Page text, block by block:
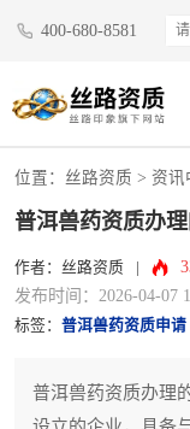
400-680-8581
位置： 丝路资质 > 资讯
普洱兽药资质办理
作者：丝路资质
发布时间：2026-04-07
标签： 普洱兽药资质申请
普洱兽药资质办理